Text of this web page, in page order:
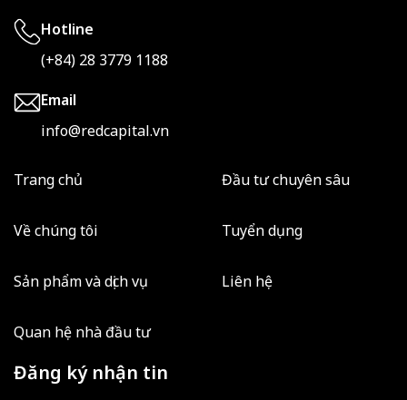
Hotline
(+84) 28 3779 1188
Email
info@redcapital.vn
Trang chủ
Về chúng tôi
Sản phẩm và dịch vụ
Quan hệ nhà đầu tư
Đầu tư chuyên sâu
Tuyển dụng
Liên hệ
Đăng ký nhận tin